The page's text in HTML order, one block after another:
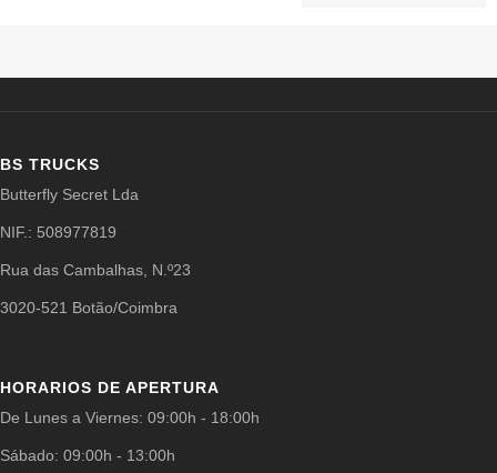
BS TRUCKS
Butterfly Secret Lda
NIF.: 508977819
Rua das Cambalhas, N.º23
3020-521 Botão/Coimbra
HORARIOS DE APERTURA
De Lunes a Viernes: 09:00h - 18:00h
Sábado: 09:00h - 13:00h